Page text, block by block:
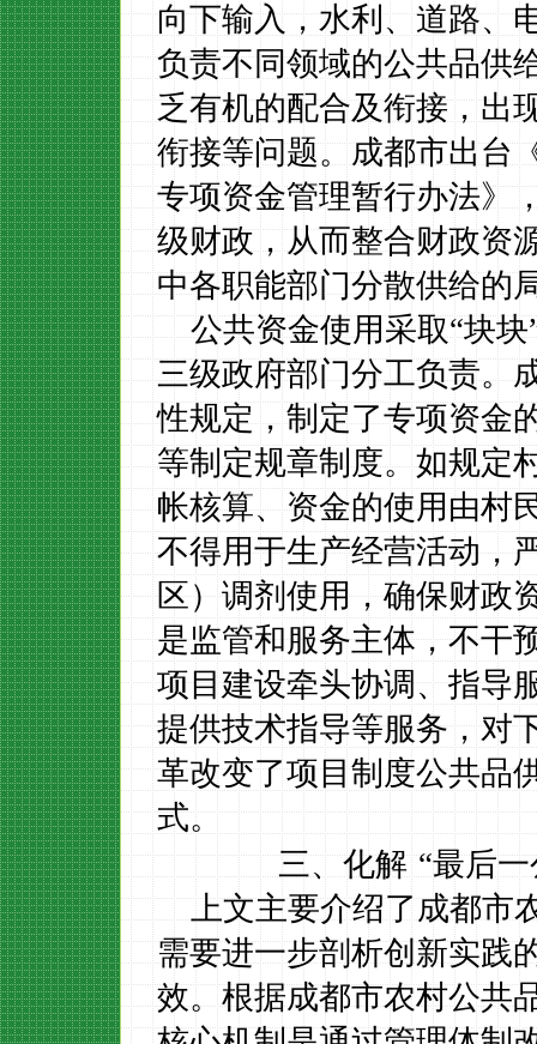
向下输入，水利、道路、
负责不同领域的公共品供
乏有机的配合及衔接，出
衔接等问题。成都市出台
专项资金管理暂行办法》
级财政，从而整合财政资
中各职能部门分散供给的
公共资金使用采取“块
三级政府部门分工负责。
性规定，制定了专项资金
等制定规章制度。如规定
帐核算、资金的使用由村
不得用于生产经营活动，
区）调剂使用，确保财政
是监管和服务主体，不干
项目建设牵头协调、指导
提供技术指导等服务，对
革改变了项目制度公共品
式。
三、化解 “最后
上文主要介绍了成都市
需要进一步剖析创新实践
效。根据成都市农村公共